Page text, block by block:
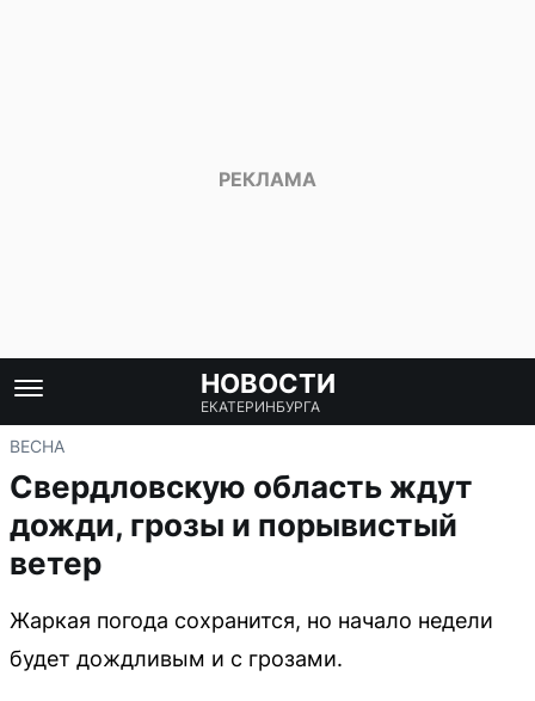
НОВОСТИ
ЕКАТЕРИНБУРГА
ВЕСНА
Свердловскую область ждут
дожди, грозы и порывистый
ветер
Жаркая погода сохранится, но начало недели
будет дождливым и с грозами.